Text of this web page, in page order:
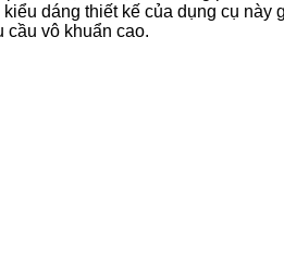
dáng thiết kế của dụng cụ này
cầu vô khuẩn cao.